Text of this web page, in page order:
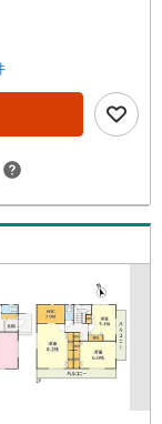
も利用可◆南向き
桜や紅葉が配置
レベーターやTV
備◆ビルトインガ
ス◆全室クロス貼り
です◆テラスやお
おります。ぜひお
望の日時をご記入
です。【ウィル不
に精通したローン
のリフォーム部門